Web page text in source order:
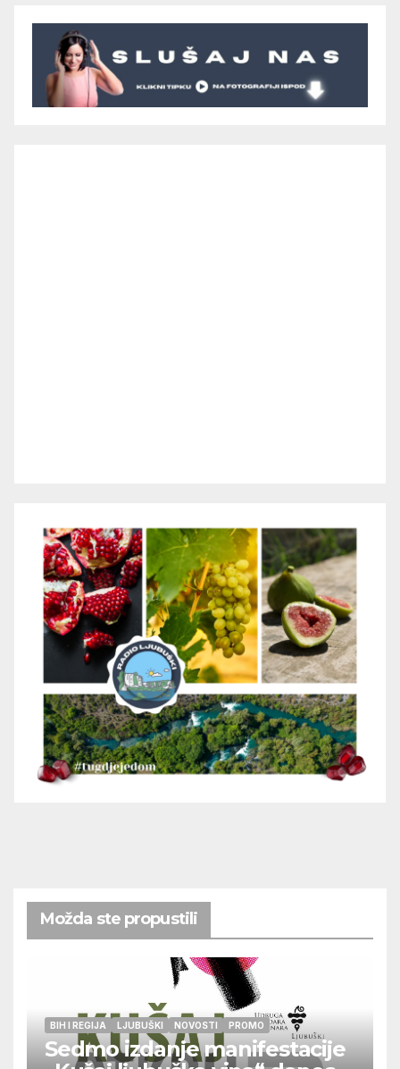
Možda ste propustili
BIH I REGIJA LJUBUŠKI NOVOSTI PROMO
Sedmo izdanje manifestacije